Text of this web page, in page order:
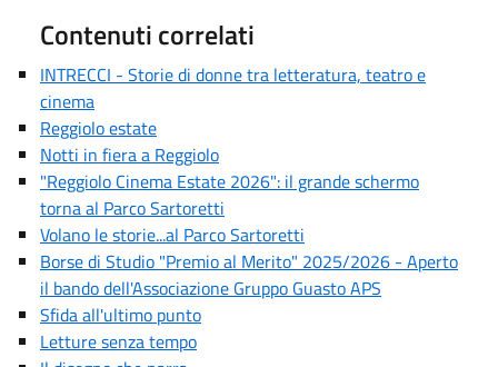
Contenuti correlati
INTRECCI - Storie di donne tra letteratura, teatro e
cinema
Reggiolo estate
Notti in fiera a Reggiolo
"Reggiolo Cinema Estate 2026": il grande schermo
torna al Parco Sartoretti
Volano le storie...al Parco Sartoretti
Borse di Studio "Premio al Merito" 2025/2026 - Aperto
il bando dell'Associazione Gruppo Guasto APS
Sfida all'ultimo punto
Letture senza tempo